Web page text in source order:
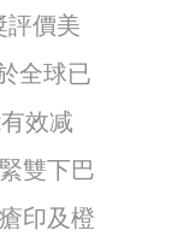
評價美
全球已
效减
雙下巴
印及橙